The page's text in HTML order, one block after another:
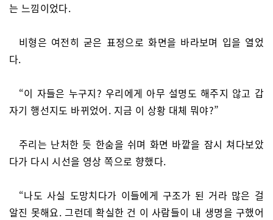
는 느낌이었다.
비형은 여전히 굳은 표정으로 화면을 바라보며 입을 열었
다.
“이 자들은 누구지? 우리에게 아무 설명도 해주지 않고 갑
자기 행선지도 바뀌었어. 지금 이 상황 대체 뭐야?”
주리는 난처한 듯 한숨을 쉬며 화면 바깥을 잠시 쳐다보았
다가 다시 시선을 영상 쪽으로 향했다.
“나도 사실 도망치다가 이들에게 구조가 된 거라 많은 걸
알진 못해요. 그런데 확실한 건 이 사람들이 내 생명을 구했어